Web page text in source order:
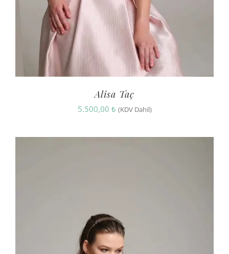
Alisa Taç
5.500,00 ₺ (KDV Dahil)